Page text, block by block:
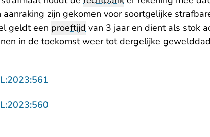
zijn gekomen voor soortgelijke
geldt een proeftijd van 3 jaar en dient als stok
in de toekomst weer tot dergelijke